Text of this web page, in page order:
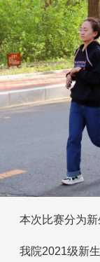
本次比赛分为新
我院2021级新